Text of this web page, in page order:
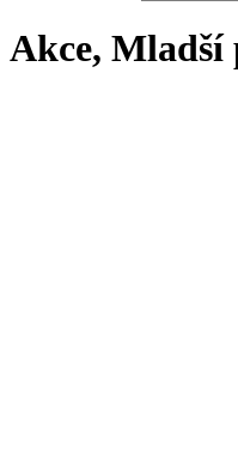
Akce,